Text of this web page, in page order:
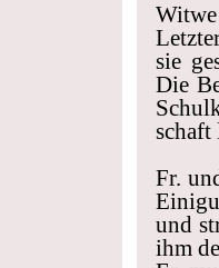
sie
Die
schaft
Fr.
und
ihm